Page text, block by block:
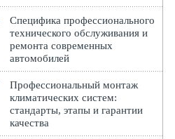
Специфика профессионального
технического обслуживания и
ремонта современных
автомобилей
Профессиональный монтаж
климатических систем:
стандарты, этапы и гарантии
качества